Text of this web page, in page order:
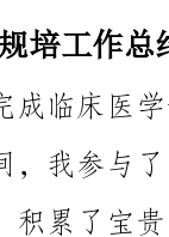
全科医师规培是医学生在完成临床医学专业教育后，进行的
目、学术会议等一系列的活动，积累了宝贵的临床经验和专业知